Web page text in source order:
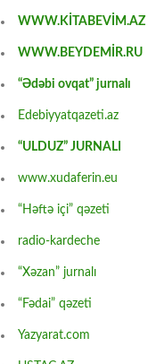
WWW.KİTABEVİM.AZ
WWW.BEYDEMİR.RU
“Ədəbi ovqat” jurnalı
Edebiyyatqazeti.az
“ULDUZ” JURNALI
www.xudaferin.eu
“Həftə içi” qəzeti
radio-kardeche
“Xəzan” jurnalı
“Fədai” qəzeti
Yazyarat.com